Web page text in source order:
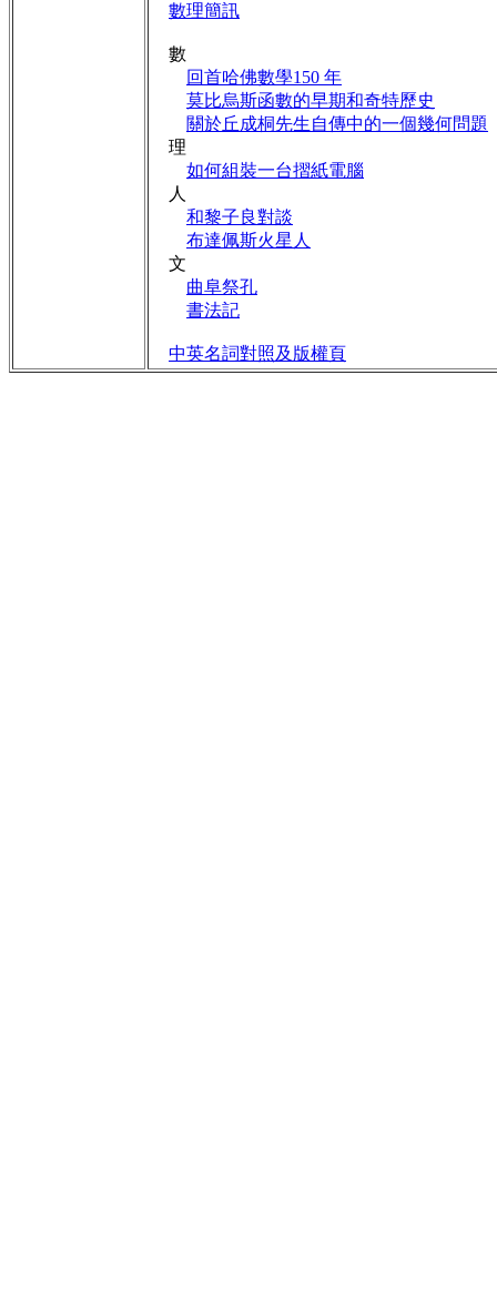
數理簡訊
數
回首哈佛數學150 年
莫比烏斯函數的早期和奇特歷史
關於丘成桐先生自傳中的一個幾何問題
理
如何組裝一台摺紙電腦
人
和黎子良對談
布達佩斯火星人
文
曲阜祭孔
書法記
中英名詞對照及版權頁